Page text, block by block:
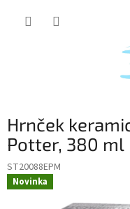
Hrnček
Potter, 380 ml
ST20088EPM
Novinka